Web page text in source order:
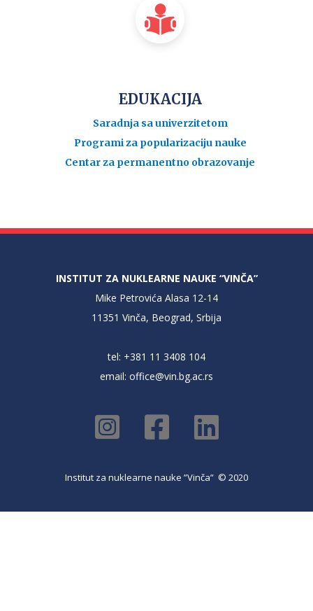
EDUKACIJA
Saradnja sa univerzitetom
Programi za popularizaciju nauke
Centar za permanentno obrazovanje
INSTITUT ZA NUKLEARNE NAUKE “VINČA”
Mike Petrovića Alasa 12-14
11351 Vinča, Beograd, Srbija
tel: +381 11 3408 104
email: office@vin.bg.ac.rs
Institut za nuklearne nauke ”Vinča” © 2020